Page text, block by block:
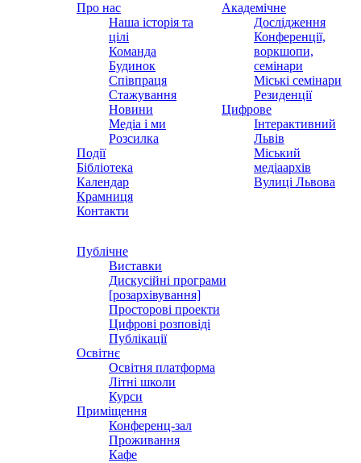
Про нас
Наша історія та
цілі
Команда
Будинок
Співпраця
Стажування
Новини
Медіа і ми
Розсилка
Події
Бібліотека
Календар
Крамниця
Контакти
Академічне
Дослідження
Конференції,
воркшопи,
семінари
Міські семінари
Резиденції
Цифрове
Інтерактивний
Львів
Міський
медіаархів
Вулиці Львова
Публічне
Виставки
Дискусійні програми
[розархівування]
Просторові проекти
Цифрові розповіді
Публікації
Освітнє
Освітня платформа
Літні школи
Курси
Приміщення
Конференц-зал
Проживання
Кафе